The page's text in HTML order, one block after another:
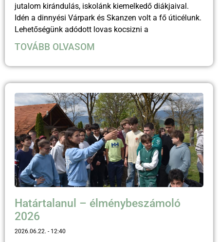
jutalom kirándulás, iskolánk kiemelkedő diákjaival.
Idén a dinnyési Várpark és Skanzen volt a fő úticélunk.
Lehetőségünk adódott lovas kocsizni a
TOVÁBB OLVASOM
Határtalanul – élménybeszámoló
2026
2026.06.22. 12:40